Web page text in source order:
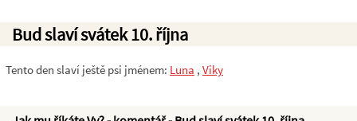
Bud slaví svátek 10. října
Tento den slaví ještě psi jménem: Luna , Viky